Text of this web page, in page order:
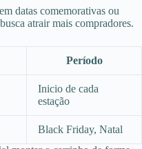
datas comemorativas ou
atrair mais compradores.
Período
Inicio de cada
estação
Black Friday, Natal